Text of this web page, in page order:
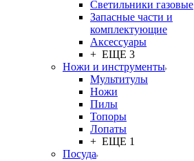
Светильники газовые
Запасные части и
комплектующие
Аксессуары
+ ЕЩЕ 3
Ножи и инструменты
Мультитулы
Ножи
Пилы
Топоры
Лопаты
+ ЕЩЕ 1
Посуда